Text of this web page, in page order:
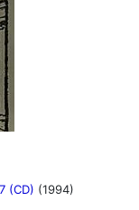
(CD) (1994)